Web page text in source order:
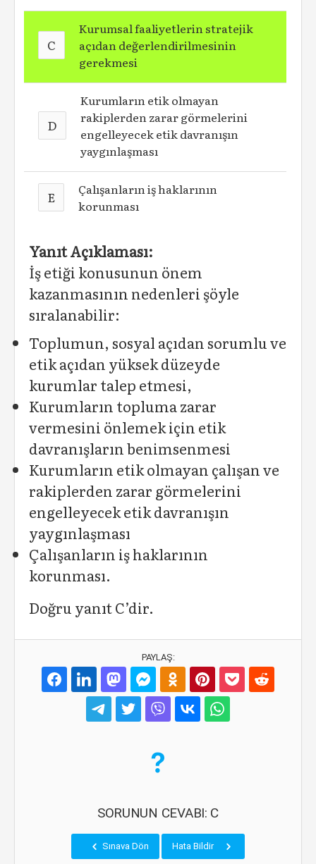
C
Kurumsal faaliyetlerin stratejik
açıdan değerlendirilmesinin
gerekmesi
D
Kurumların etik olmayan
rakiplerden zarar görmelerini
engelleyecek etik davranışın
yaygınlaşması
E
Çalışanların iş haklarının
korunması
Yanıt Açıklaması:
İş etiği konusunun önem
kazanmasının nedenleri şöyle
sıralanabilir:
Toplumun, sosyal açıdan sorumlu ve
etik açıdan yüksek düzeyde
kurumlar talep etmesi,
Kurumların topluma zarar
vermesini önlemek için etik
davranışların benimsenmesi
Kurumların etik olmayan çalışan ve
rakiplerden zarar görmelerini
engelleyecek etik davranışın
yaygınlaşması
Çalışanların iş haklarının
korunması.
Doğru yanıt C’dir.
PAYLAŞ:
SORUNUN CEVABI: C
Sınava Dön Hata Bildir